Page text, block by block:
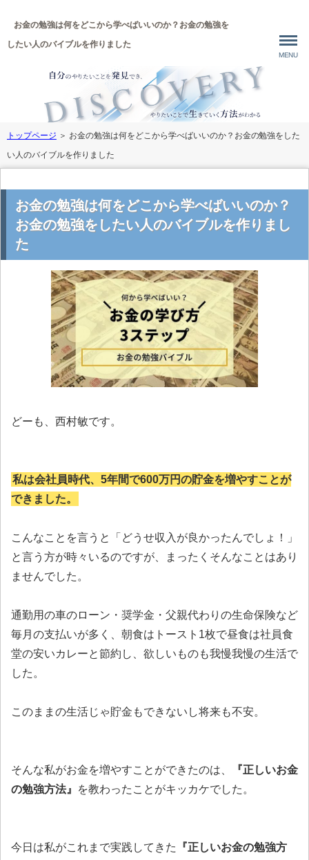
お金の勉強は何をどこから学べばいいのか？お金の勉強を
したい人のバイブルを作りました
MENU
トップページ ＞ お金の勉強は何をどこから学べばいいのか？お金の勉強をした
い人のバイブルを作りました
お金の勉強は何をどこから学べばいいのか？
お金の勉強をしたい人のバイブルを作りまし
た
どーも、西村敏です。
私は会社員時代、5年間で600万円の貯金を増やすことが
できました。
こんなことを言うと「どうせ収入が良かったんでしょ！」
と言う方が時々いるのですが、まったくそんなことはあり
ませんでした。
通勤用の車のローン・奨学金・父親代わりの生命保険など
毎月の支払いが多く、朝食はトースト1枚で昼食は社員食
堂の安いカレーと節約し、欲しいものも我慢我慢の生活で
した。
このままの生活じゃ貯金もできないし将来も不安。
そんな私がお金を増やすことができたのは、
『正しいお金
の勉強方法』
を教わったことがキッカケでした。
今日は私がこれまで実践してきた
『正しいお金の勉強方